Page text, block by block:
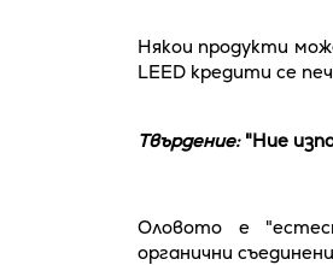
Някои продукти
LEED кредити се
Твърдение:"Ние
Оловото е
органични